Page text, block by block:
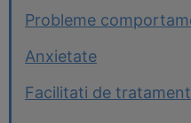
Probleme
Anxietate
Facilitati de tratament